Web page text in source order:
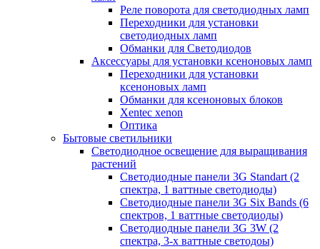
Реле поворота для светодиодных ламп
Переходники для установки
светодиодных ламп
Обманки для Светодиодов
Аксессуары для установки ксеноновых ламп
Переходники для установки
ксеноновых ламп
Обманки для ксеноновых блоков
Xentec xenon
Оптика
Бытовые светильники
Светодиодное освещение для выращивания
растений
Cветодиодные панели 3G Standart (2
спектра, 1 ваттные светодиоды)
Светодиодные панели 3G Six Bands (6
спектров, 1 ваттные светодиоды)
Светодиодные панели 3G 3W (2
спектра, 3-х ваттные светодоы)